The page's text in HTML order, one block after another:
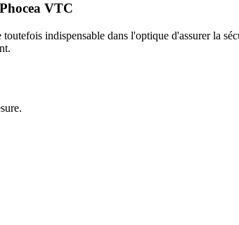
VTC
indispensable dans l'optique d'assurer la